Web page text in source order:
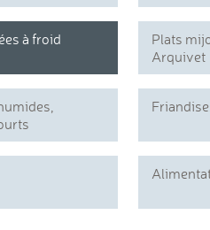
à froid
Plats
Arquivet